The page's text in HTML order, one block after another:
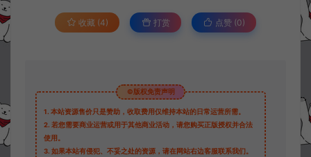
收藏 (4) 打赏 点赞 (0)
©版权免责声明
1. 本站资源售价只是赞助，收取费用仅维持本站的日常运营所需。
2. 若您需要商业运营或用于其他商业活动，请您购买正版授权并合法
使用。
3. 如果本站有侵犯、不妥之处的资源，请在网站右边客服联系我们。